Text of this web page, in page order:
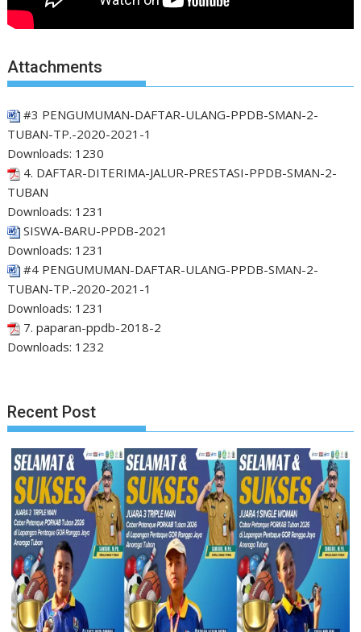
Attachments
#3 PENGUMUMAN-DAFTAR-ULANG-PPDB-SMAN-2-
TUBAN-TP.-2020-2021-1
Downloads: 1230
4. DAFTAR-DITERIMA-JALUR-PRESTASI-PPDB-SMAN-2-
TUBAN
Downloads: 1231
SISWA-BARU-PPDB-2021
Downloads: 1231
#4 PENGUMUMAN-DAFTAR-ULANG-PPDB-SMAN-2-
TUBAN-TP.-2020-2021-1
Downloads: 1231
7. paparan-ppdb-2018-2
Downloads: 1232
Recent Post